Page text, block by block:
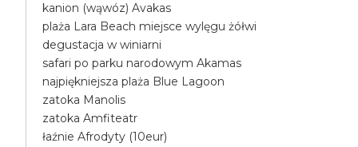
kanion (wąwóz) Avakas
plaża Lara Beach miejsce wylęgu żółwi
degustacja w winiarni
safari po parku narodowym Akamas
najpiękniejsza plaża Blue Lagoon
zatoka Manolis
zatoka Amfiteatr
łaźnie Afrodyty (10eur)